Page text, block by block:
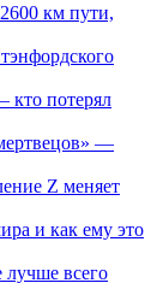
км пути,
кто потерял
—
Z меняет
и как ему это
лучше всего